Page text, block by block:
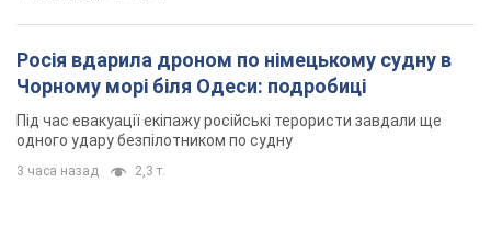
Росія вдарила дроном по німецькому судну в
Чорному морі біля Одеси: подробиці
Під час евакуації екіпажу російські терористи завдали ще
одного удару безпілотником по судну
3 часа назад 2,3 т.